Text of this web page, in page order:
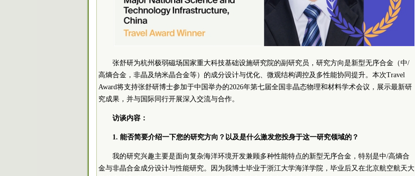
张舒研为杭州极弱磁场国家重大科技基础设施研究院的副研究员，研究方向是新型无序合金（中/
高熵合金，非晶及纳米晶合金等）的成分设计与优化、微观结构调控及多性能协同提升。本次Travel
Award将支持张舒研博士参加于中国举办的2026年第七届全国非晶态物理和材料学术会议，展示最新研
究成果，并与国际同行开展深入交流与合作。
访谈内容：
1. 能否简要介绍一下您的研究方向？以及是什么激发您投身于这一研究领域的？
我的研究兴趣主要是面向复杂海洋环境开发兼顾多种性能特点的新型无序合金，特别是中/高熵合
金与非晶合金成分设计与性能研究。因为我博士毕业于浙江大学海洋学院，毕业后又在北京航空航天大